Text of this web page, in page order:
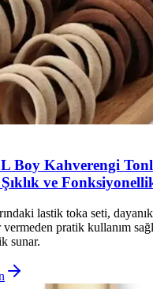
Boy Kahverengi
ve
lastik toka seti,
vermeden pratik kullanım
sunar.